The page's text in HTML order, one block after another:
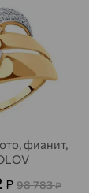
фианит,
₽ 98 783₽